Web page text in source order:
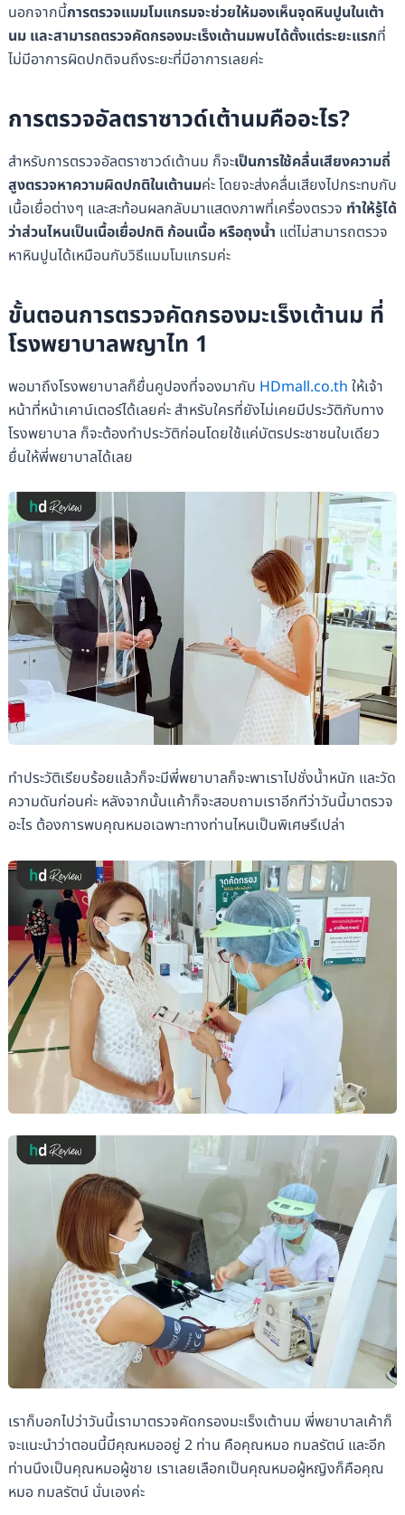
นอกจากนี้การตรวจแมมโมแกรมจะช่วยให้มองเห็นจุดหินปูนในเต้า
นม และสามารถตรวจคัดกรองมะเร็งเต้านมพบได้ตั้งแต่ระยะแรกที่
ไม่มีอาการผิดปกติจนถึงระยะที่มีอาการเลยค่ะ
การตรวจอัลตราซาวด์เต้านมคืออะไร?
สำหรับการตรวจอัลตราซาวด์เต้านม ก็จะเป็นการใช้คลื่นเสียงความถี่
สูงตรวจหาความผิดปกติในเต้านมค่ะ โดยจะส่งคลื่นเสียงไปกระทบกับ
เนื้อเยื่อต่างๆ และสะท้อนผลกลับมาแสดงภาพที่เครื่องตรวจ ทำให้รู้ได้
ว่าส่วนไหนเป็นเนื้อเยื่อปกติ ก้อนเนื้อ หรือถุงน้ำ แต่ไม่สามารถตรวจ
หาหินปูนได้เหมือนกับวิธีแมมโมแกรมค่ะ
ขั้นตอนการตรวจคัดกรองมะเร็งเต้านม ที่
โรงพยาบาลพญาไท 1
พอมาถึงโรงพยาบาลก็ยื่นคูปองที่จองมากับ HDmall.co.th ให้เจ้า
หน้าที่หน้าเคาน์เตอร์ได้เลยค่ะ สำหรับใครที่ยังไม่เคยมีประวัติกับทาง
โรงพยาบาล ก็จะต้องทำประวัติก่อนโดยใช้แค่บัตรประชาชนใบเดียว
ยื่นให้พี่พยาบาลได้เลย
ทำประวัติเรียบร้อยแล้วก็จะมีพี่พยาบาลก็จะพาเราไปชั่งน้ำหนัก และวัด
ความดันก่อนค่ะ หลังจากนั้นเเค้าก็จะสอบถามเราอีกทีว่าวันนี้มาตรวจ
อะไร ต้องการพบคุณหมอเฉพาะทางท่านไหนเป็นพิเศษรึเปล่า
เราก็บอกไปว่าวันนี้เรามาตรวจคัดกรองมะเร็งเต้านม พี่พยาบาลเค้าก็
จะแนะนำว่าตอนนี้มีคุณหมออยู่ 2 ท่าน คือคุณหมอ กมลรัตน์ และอีก
ท่านนึงเป็นคุณหมอผู้ชาย เราเลยเลือกเป็นคุณหมอผู้หญิงก็คือคุณ
หมอ กมลรัตน์ นั่นเองค่ะ